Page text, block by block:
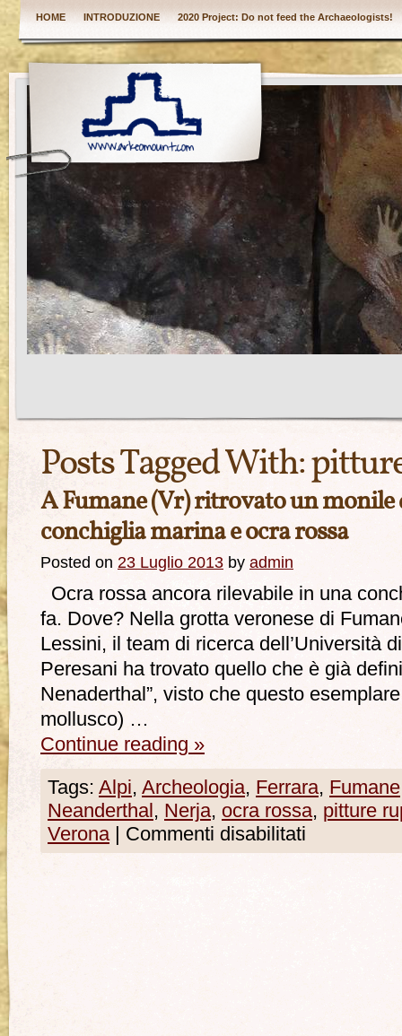
HOME INTRODUZIONE 2020 Project: Do not feed the Archaeologists!
Posts Tagged With:
A Fumane (Vr) ritrovato un monile
conchiglia marina e ocra rossa
Posted on 23 Luglio 2013 by admin
Ocra rossa ancora rilevabile in una
fa. Dove? Nella grotta veronese di
Lessini, il team di ricerca dell’Università
Peresani ha trovato quello che è già
Nenaderthal”, visto che questo
mollusco) …
Continue reading »
Tags: Alpi, Archeologia, Ferrara, Fumane
Neanderthal , Nerja, ocra rossa, pitture
Verona
Commenti disabilitati